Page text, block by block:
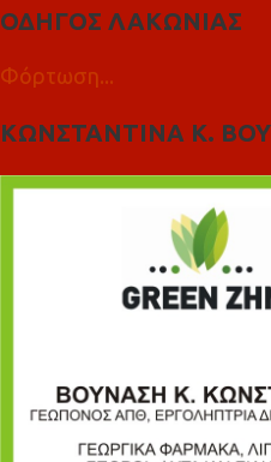
ΟΔΗΓΟΣ ΛΑΚΩΝΙΑΣ
Φόρτωση...
ΚΩΝΣΤΑΝΤΙΝΑ Κ.